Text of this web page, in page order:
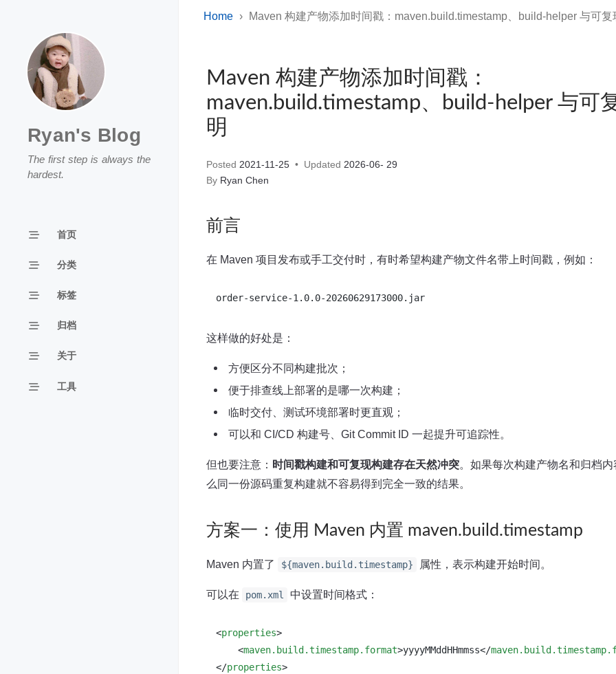
Ryan's Blog
The first step is always the
hardest.
首页
分类
标签
归档
关于
工具
Home Maven 构建产物添加时间戳：maven.build.timestamp、build-helper 与可复
Maven 构建产物添加时间戳：
maven.build.timestamp、build-helper 与可
明
Posted 2021-11-25 Updated 2026-06- 29
By Ryan Chen
前言
在 Maven 项目发布或手工交付时，有时希望构建产物文件名带上时间戳，例如：
这样做的好处是：
方便区分不同构建批次；
便于排查线上部署的是哪一次构建；
临时交付、测试环境部署时更直观；
可以和 CI/CD 构建号、Git Commit ID 一起提升可追踪性。
但也要注意： 时间戳构建和可复现构建存在天然冲突。如果每次构建产物名和归档
么同一份源码重复构建就不容易得到完全一致的结果。
方案一：使用 Maven 内置 maven.build.timestamp
Maven 内置了 ${maven.build.timestamp} 属性，表示构建开始时间。
可以在 pom.xml 中设置时间格式：
<properties>
<maven.build.timestamp.format>yyyyMMddHHmmss</
</properties>